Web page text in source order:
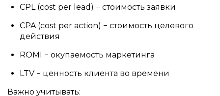
CPL (cost per lead) − стоимость заявки
CPA (cost per action) − стоимость целевого
действия
ROMI − окупаемость маркетинга
LTV − ценность клиента во времени
Важно учитывать: